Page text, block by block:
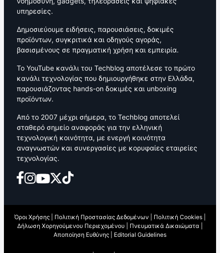
υπηρεσίες.
Δημοσιεύουμε ειδήσεις, παρουσιάσεις, δοκιμές
προϊόντων, συγκριτικά και οδηγούς αγοράς,
βασισμένους σε πραγματική χρήση και εμπειρία.
Το YouTube κανάλι του Techblog αποτέλεσε το πρώτο
κανάλι τεχνολογίας που δημιουργήθηκε στην Ελλάδα,
παρουσιάζοντας hands-on δοκιμές και unboxing
προϊόντων.
Από το 2007 μέχρι σήμερα, το Techblog αποτελεί
σταθερό σημείο αναφοράς για την ελληνική
τεχνολογική κοινότητα, με ενεργή κοινότητα
αναγνωστών και συνεργασίες με κορυφαίες εταιρείες
τεχνολογίας.
Όροι Χρήσης Πολιτική Προστασίας Δεδομένων Πολιτική Cookies
Δήλωση Χορηγούμενου Περιεχομένου
Πνευματικά Δικαιώματα
Αποποίηση Ευθύνης
Editorial Guidelines